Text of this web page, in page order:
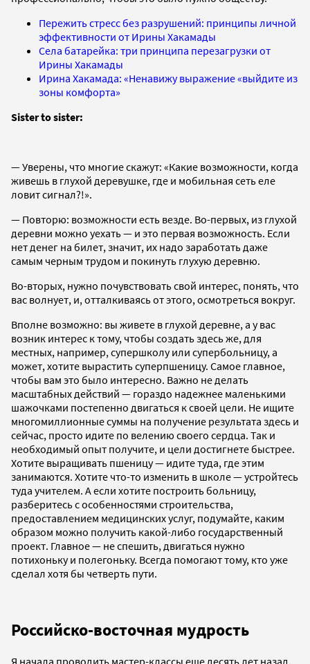
Пережить стресс без разрушений: принципы личной
эффективности от Ирины Хакамады
Села батарейка: три принципа перезагрузки от
Ирины Хакамады
Ирина Хакамада: «Ненавижу выражение «выйдите из
зоны комфорта»
Sister to sister:
— Уверены, что многие скажут: «Какие возможности, когда
живешь в глухой деревушке, где и мобильная сеть еле
ловит сигнал?!».
— Повторю: возможности есть везде. Во-первых, из глухой
деревни можно уехать — и это первая возможность. Если
нет денег на билет, значит, их надо заработать даже
самым черным трудом и покинуть глухую деревню.
Во-вторых, нужно почувствовать свой интерес, понять, что
вас волнует, и, отталкиваясь от этого, осмотреться вокруг.
Вполне возможно: вы живете в глухой деревне, а у вас
возник интерес к тому, чтобы создать здесь же, для
местных, например, супершколу или супербольницу, а
может, хотите вырастить суперпшеницу. Самое главное,
чтобы вам это было интересно. Важно не делать
масштабных действий — гораздо надежнее маленькими
шажочками постепенно двигаться к своей цели. Не ищите
многомиллионные суммы на получение результата здесь и
сейчас, просто идите по велению своего сердца. Так и
необходимый опыт получите, и цели достигнете быстрее.
Хотите выращивать пшеницу — идите туда, где этим
занимаются. Хотите что-то изменить в школе — устройтесь
туда учителем. А если хотите построить больницу,
разберитесь с особенностями строительства,
предоставлением медицинских услуг, подумайте, каким
образом можно получить какой-либо государственный
проект. Главное — не спешить, двигаться нужно
потихоньку и полегоньку. Всегда помогают тому, кто уже
сделал хотя бы четверть пути.
Российско-восточная мудрость